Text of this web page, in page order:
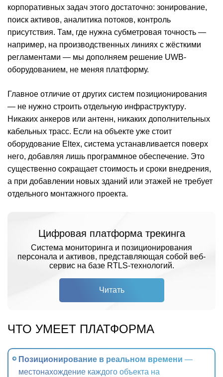
корпоративных задач этого достаточно: зонирование,
поиск активов, аналитика потоков, контроль
присутствия. Там, где нужна субметровая точность —
например, на производственных линиях с жёсткими
регламентами — мы дополняем решение UWB-
оборудованием, не меняя платформу.
Главное отличие от других систем позиционирования
— не нужно строить отдельную инфраструктуру.
Никаких анкеров или антенн, никаких дополнительных
кабельных трасс. Если на объекте уже стоит
оборудование Eltex, система устанавливается поверх
него, добавляя лишь программное обеспечение. Это
существенно сокращает стоимость и сроки внедрения,
а при добавлении новых зданий или этажей не требует
отдельного монтажного проекта.
Цифровая платформа трекинга
Система мониторинга и позиционирования
персонала и активов, представляющая собой веб-
сервис на базе RTLS-технологий.
Читать
ЧТО УМЕЕТ ПЛАТФОРМА
Позиционирование в реальном времени —
местонахождение каждого объекта на